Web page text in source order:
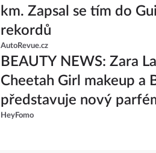
km. Zapsal se tím do
rekordů
AutoRevue.cz
BEAUTY NEWS: Zara
Cheetah Girl makeup a
představuje nový
HeyFomo